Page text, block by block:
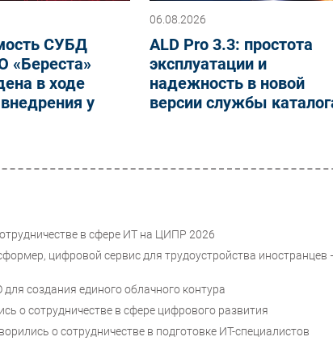
СУБД
«Береста»
в ходе
у
06.08.2026
ALD Pro 3.3: простота
эксплуатации и
надежность в новой
версии службы
в сфере ИТ на ЦИПР 2026
цифровой сервис для трудоустройства иностранцев
создания единого облачного контура
о сотрудничестве в сфере цифрового развития
о сотрудничестве в подготовке ИТ-специалистов